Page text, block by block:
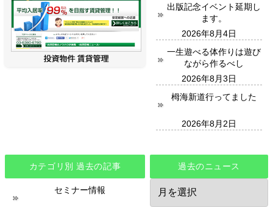
出版記念イベント延期し
ます。
2026年8月4日
一生遊べる体作りは遊び
ながら作るべし
2026年8月3日
栂海新道行ってました
2026年8月2日
カテゴリ別 過去の記事
セミナー情報
過去のニュース
過